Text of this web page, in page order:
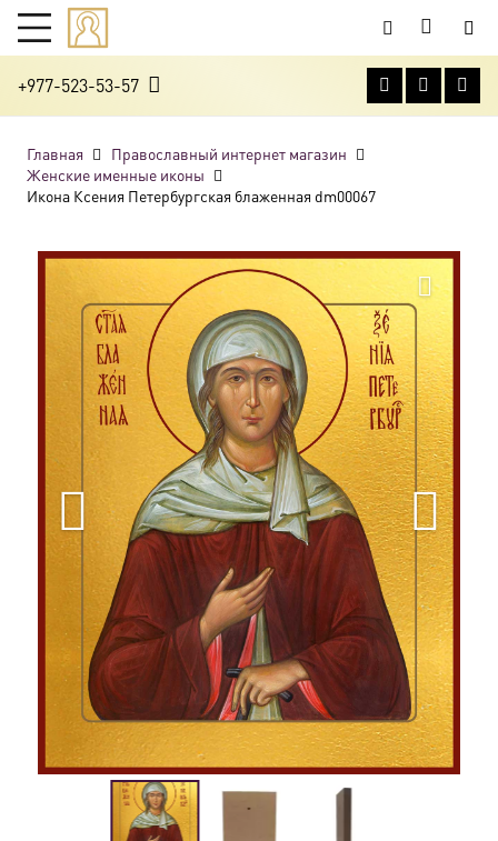
+977-523-53-57
Главная
Православный интернет магазин
Женские именные иконы
Икона Ксения Петербургская блаженная dm00067